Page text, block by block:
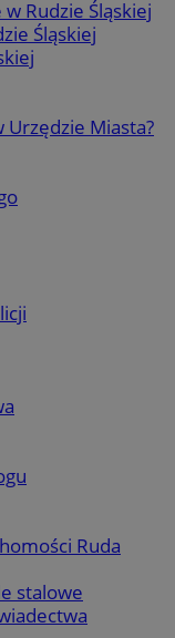
Rudzie Śląskiej
Śląskiej
Urzędzie Miasta?
Ruda
stalowe